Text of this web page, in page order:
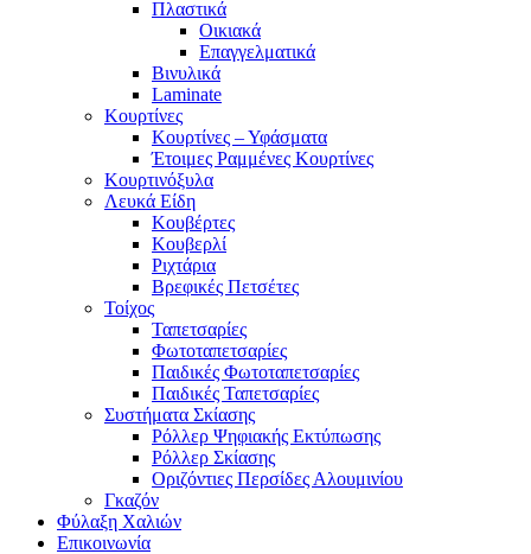
Πλαστικά
Οικιακά
Επαγγελματικά
Βινυλικά
Laminate
Κουρτίνες
Κουρτίνες – Υφάσματα
Έτοιμες Ραμμένες Κουρτίνες
Κουρτινόξυλα
Λευκά Είδη
Κουβέρτες
Κουβερλί
Ριχτάρια
Βρεφικές Πετσέτες
Τοίχος
Ταπετσαρίες
Φωτοταπετσαρίες
Παιδικές Φωτοταπετσαρίες
Παιδικές Ταπετσαρίες
Συστήματα Σκίασης
Ρόλλερ Ψηφιακής Εκτύπωσης
Ρόλλερ Σκίασης
Οριζόντιες Περσίδες Αλουμινίου
Γκαζόν
Φύλαξη Χαλιών
Επικοινωνία